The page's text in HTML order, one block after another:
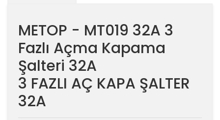
METOP - MT019 32A 3
Fazlı Açma Kapama
Şalteri 32A
3 FAZLI AÇ KAPA ŞALTER
32A